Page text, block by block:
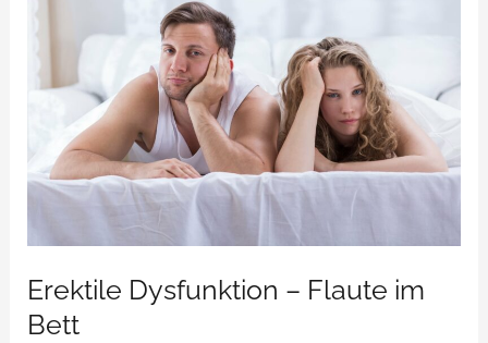
Erektile Dysfunktion – Flaute im
Bett